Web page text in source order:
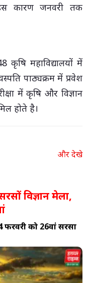
कारण जनवरी तक
कृषि महाविद्यालयों में
पाठ्यक्रम में प्रवेश
में कृषि और विज्ञान
होते है।
और देखे
विज्ञान मेला,
फरवरी को 26वां सरसों